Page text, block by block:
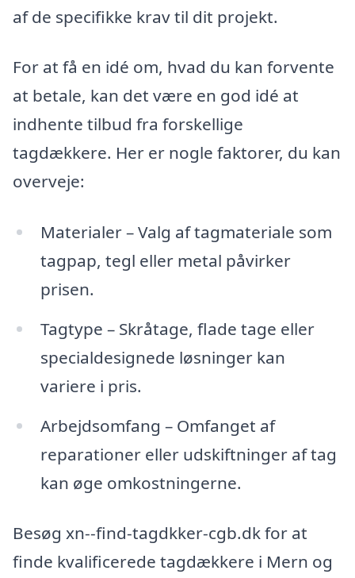
af de specifikke krav til dit projekt.
For at få en idé om, hvad du kan forvente
at betale, kan det være en god idé at
indhente tilbud fra forskellige
tagdækkere. Her er nogle faktorer, du kan
overveje:
Materialer – Valg af tagmateriale som
tagpap, tegl eller metal påvirker
prisen.
Tagtype – Skråtage, flade tage eller
specialdesignede løsninger kan
variere i pris.
Arbejdsomfang – Omfanget af
reparationer eller udskiftninger af tag
kan øge omkostningerne.
Besøg xn--find-tagdkker-cgb.dk for at
finde kvalificerede tagdækkere i Mern og